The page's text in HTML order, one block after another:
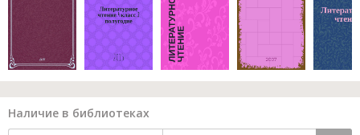
Наличие в библиотеках